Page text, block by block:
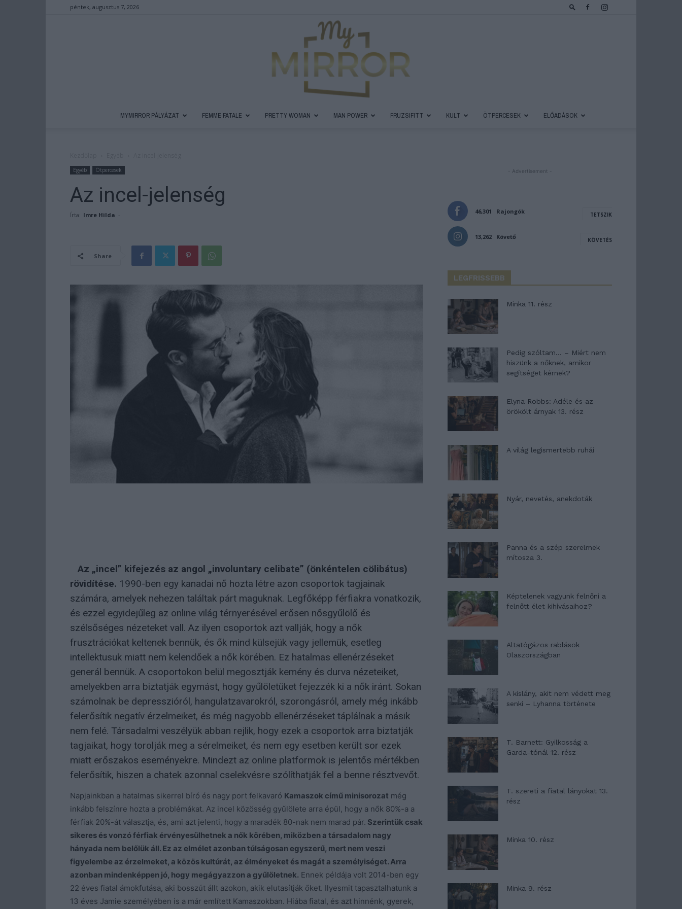
péntek, augusztus 7, 2026
MYMIRROR PÁLYÁZAT FEMME FATALE PRETTY WOMAN MAN POWER FRUZSIFITT KULT ÖTPERCESEK ELŐADÁSOK
Egyéb Ötpercesek
Az incel-jelenség
Írta: Imre Hilda -
Share
Az „incel” kifejezés az angol „involuntary celibate” (önkéntelen cölibátus)
rövidítése. 1990-ben egy kanadai nő hozta létre azon csoportok tagjainak
számára, amelyek nehezen találtak párt maguknak. Legfőképp férfiakra vonatkozik,
és ezzel egyidejűleg az online világ térnyerésével erősen nősgyűlölő és
szélsőséges nézeteket vall. Az ilyen csoportok azt vallják, hogy a nők
frusztrációkat keltenek bennük, és ők mind külsejük vagy jellemük, esetleg
intellektusuk miatt nem kelendőek a nők körében. Ez hatalmas ellenérzéseket
generál bennük. A csoportokon belül megosztják kemény és durva nézeteiket,
amelyekben arra biztatják egymást, hogy gyűlöletüket fejezzék ki a nők iránt. Sokan
számolnak be depresszióról, hangulatzavarokról, szorongásról, amely még inkább
felerősítik negatív érzelmeiket, és még nagyobb ellenérzéseket táplálnak a másik
nem felé. Társadalmi veszélyük abban rejlik, hogy ezek a csoportok arra biztatják
tagjaikat, hogy torolják meg a sérelmeiket, és nem egy esetben került sor ezek
miatt erőszakos eseményekre. Mindezt az online platformok is jelentős mértékben
felerősítik, hiszen a chatek azonnal cselekvésre szólíthatják fel a benne résztvevőt.
Napjainkban a hatalmas sikerrel bíró és nagy port felkavaró Kamaszok című minisorozat még
inkább felszínre hozta a problémákat. Az incel közösség gyűlölete arra épül, hogy a nők 80%-a a
férfiak 20%-át választja, és, ami azt jelenti, hogy a maradék 80-nak nem marad pár. Szerintük csak
sikeres és vonzó férfiak érvényesülhetnek a nők körében, miközben a társadalom nagy
hányada nem belőlük áll. Ez az elmélet azonban túlságosan egyszerű, mert nem veszi
figyelembe az érzelmeket, a közös kultúrát, az élményeket és magát a személyiséget. Arra
azonban mindenképpen jó, hogy megágyazzon a gyűlöletnek. Ennek példája volt 2014-ben egy
22 éves fiatal ámokfutása, aki bosszút állt azokon, akik elutasítják őket. Ilyesmit tapasztalhatunk a
13 éves Jamie személyében is a már említett Kamaszokban. Hiába fiatal, és azt hinnénk, gyerek,
- Advertisement -
46,301 Rajongók TETSZIK
13,262 Követő KÖVETÉS
LEGFRISSEBB
Minka 11. rész
Pedig szóltam… – Miért nem
hiszünk a nőknek, amikor
segítséget kérnek?
Elyna Robbs: Adéle és az
örökölt árnyak 13. rész
A világ legismertebb ruhái
Nyár, nevetés, anekdoták
Panna és a szép szerelmek
mítosza 3.
Képtelenek vagyunk felnőni a
felnőtt élet kihívásaihoz?
Altatógázos rablások
Olaszországban
A kislány, akit nem védett meg
senki – Lyhanna története
T. Barnett: Gyilkosság a
Garda-tónál 12. rész
T. szereti a fiatal lányokat 13.
rész
Minka 10. rész
Minka 9. rész